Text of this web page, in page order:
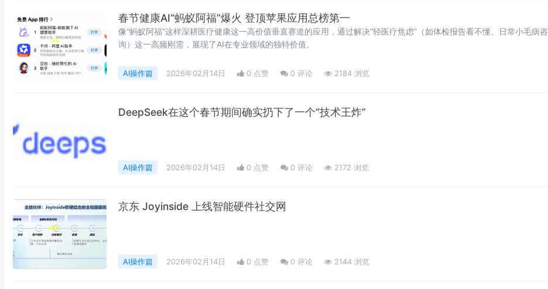
春节健康AI“蚂蚁阿福”爆火 登顶苹果应用总榜第一
像“蚂蚁阿福”这样深耕医疗健康这一高价值垂直赛道的应用，通过解决“轻医疗焦虑”（如体检报告看不懂、日常小毛病咨
询）这一高频刚需，展现了AI在专业领域的独特价值。
AI操作篇 2026年02月14日 0 点赞 0 评论 2184 浏览
DeepSeek在这个春节期间确实扔下了一个“技术王炸”
AI操作篇 2026年02月14日 0 点赞 0 评论 2172 浏览
京东 Joyinside 上线智能硬件社交网
AI操作篇 2026年02月14日 0 点赞 0 评论 2144 浏览